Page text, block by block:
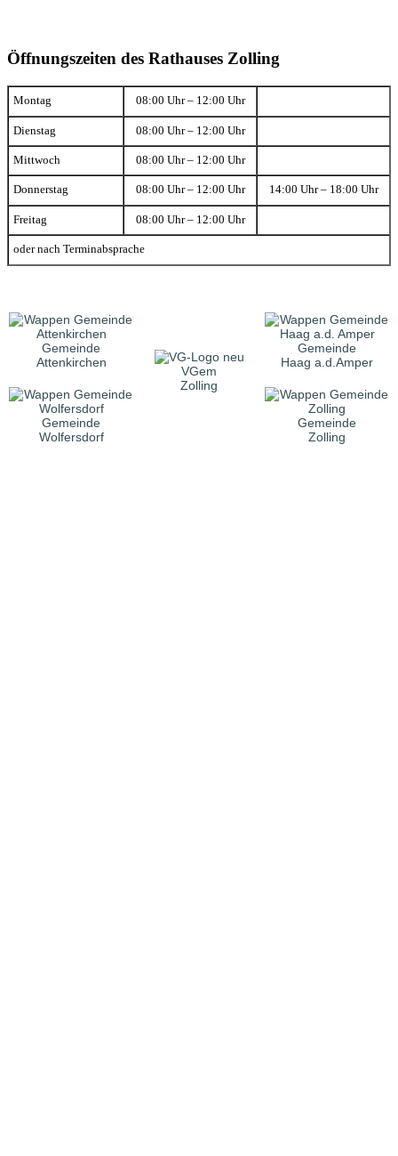
Öffnungszeiten des Rathauses Zolling
Montag 08:00 Uhr – 12:00 Uhr
Dienstag 08:00 Uhr – 12:00 Uhr
Mittwoch 08:00 Uhr – 12:00 Uhr
Donnerstag 08:00 Uhr – 12:00 Uhr 14:00 Uhr – 18:00 Uhr
Freitag 08:00 Uhr – 12:00 Uhr
oder nach Terminabsprache
Gemeinde
Attenkirchen
VGem
Zolling
Gemeinde
Haag a.d.Amper
Gemeinde
Wolfersdorf
Gemeinde
Zolling